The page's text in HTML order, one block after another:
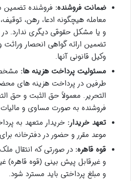
ضمانت فروشنده: فروشنده تضمین
معامله هیچگونه ادعا، رهن،
و یا مشکل حقوقی دیگری ندارد.
تضمین ارائه گواهی انحصار
وکیل قانونی آنها.
مسئولیت پرداخت هزینه ها:
طرفین در پرداخت هزینه های
التحریر. معمولاً حق الثبت و حق
فروشنده به صورت مساوی و
تعهد خریدار: خریدار متعهد به
موعد مقرر و حضور در دفترخانه
قوه قاهره: در صورتی که انتقال
و غیرقابل پیش بینی (قوه قاهره)
و مبلغ پرداختی باید مسترد شود.